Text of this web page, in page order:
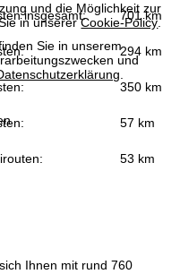
und die Möglichkeit zur
in unsererCookie-Policy.
Sie in unserem
und
.
insgesamt: 701 km
294 km
350 km
57 km
53 km
Ihnen mit rund 760